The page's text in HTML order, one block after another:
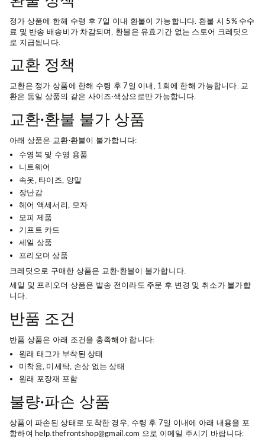
정가 상품에 한해 수령 후 7일 이내 환불이 가능합니다. 환불 시 5% 수수
료 및 반송 배송비가 차감되며, 환불은 유효기간 없는 스토어 크레딧으
로 지급됩니다.
교환 정책
교환은 정가 상품에 한해 수령 후 7일 이내, 1회에 한해 가능합니다. 교
환은 동일 상품의 같은 사이즈·색상으로만 가능합니다.
교환·환불 불가 상품
아래 상품은 교환·환불이 불가합니다:
수영복 및 수영 용품
니트웨어
속옷, 타이즈, 양말
장난감
헤어 액세서리, 모자
모피 제품
기프트 카드
세일 상품
프리오더 상품
크레딧으로 구매한 상품은 교환·환불이 불가합니다.
세일 및 프리오더 상품은 발송 전이라도 주문 후 변경 및 취소가 불가합
니다.
반품 조건
반품 상품은 아래 조건을 충족해야 합니다:
원래 태그가 부착된 상태
미착용, 미세탁, 손상 없는 상태
원래 포장재 포함
불량·파손 상품
상품이 파손된 상태로 도착한 경우, 수령 후 7일 이내에 아래 내용을 포
함하여 help.thefrontshop@gmail.com 으로 이메일 주시기 바랍니다: